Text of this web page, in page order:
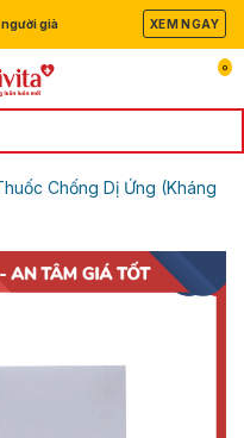
người già XEM NGAY
0
Chống Dị Ứng (Kháng